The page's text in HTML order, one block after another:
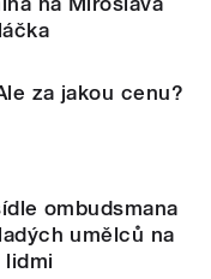
za jakou cenu?
ombudsmana
umělců na
lidmi